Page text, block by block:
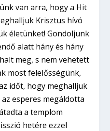
van arra, hogy a Hit
Krisztus hívó
életünket! Gondoljunk
alatt hány és hány
meg, s nem vehetett
most felelősségünk,
időt, hogy meghalljuk
az esperes megáldotta
a templom
hetére ezzel